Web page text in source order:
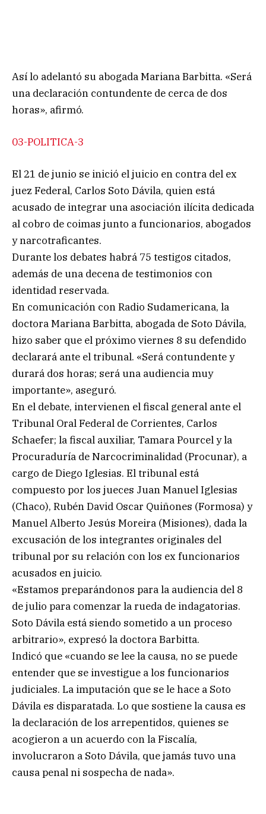
Así lo adelantó su abogada Mariana Barbitta. «Será
una declaración contundente de cerca de dos
horas», afirmó.
03-POLITICA-3
El 21 de junio se inició el juicio en contra del ex
juez Federal, Carlos Soto Dávila, quien está
acusado de integrar una asociación ilícita dedicada
al cobro de coimas junto a funcionarios, abogados
y narcotraficantes.
Durante los debates habrá 75 testigos citados,
además de una decena de testimonios con
identidad reservada.
En comunicación con Radio Sudamericana, la
doctora Mariana Barbitta, abogada de Soto Dávila,
hizo saber que el próximo viernes 8 su defendido
declarará ante el tribunal. «Será contundente y
durará dos horas; será una audiencia muy
importante», aseguró.
En el debate, intervienen el fiscal general ante el
Tribunal Oral Federal de Corrientes, Carlos
Schaefer; la fiscal auxiliar, Tamara Pourcel y la
Procuraduría de Narcocriminalidad (Procunar), a
cargo de Diego Iglesias. El tribunal está
compuesto por los jueces Juan Manuel Iglesias
(Chaco), Rubén David Oscar Quiñones (Formosa) y
Manuel Alberto Jesús Moreira (Misiones), dada la
excusación de los integrantes originales del
tribunal por su relación con los ex funcionarios
acusados en juicio.
«Estamos preparándonos para la audiencia del 8
de julio para comenzar la rueda de indagatorias.
Soto Dávila está siendo sometido a un proceso
arbitrario», expresó la doctora Barbitta.
Indicó que «cuando se lee la causa, no se puede
entender que se investigue a los funcionarios
judiciales. La imputación que se le hace a Soto
Dávila es disparatada. Lo que sostiene la causa es
la declaración de los arrepentidos, quienes se
acogieron a un acuerdo con la Fiscalía,
involucraron a Soto Dávila, que jamás tuvo una
causa penal ni sospecha de nada».